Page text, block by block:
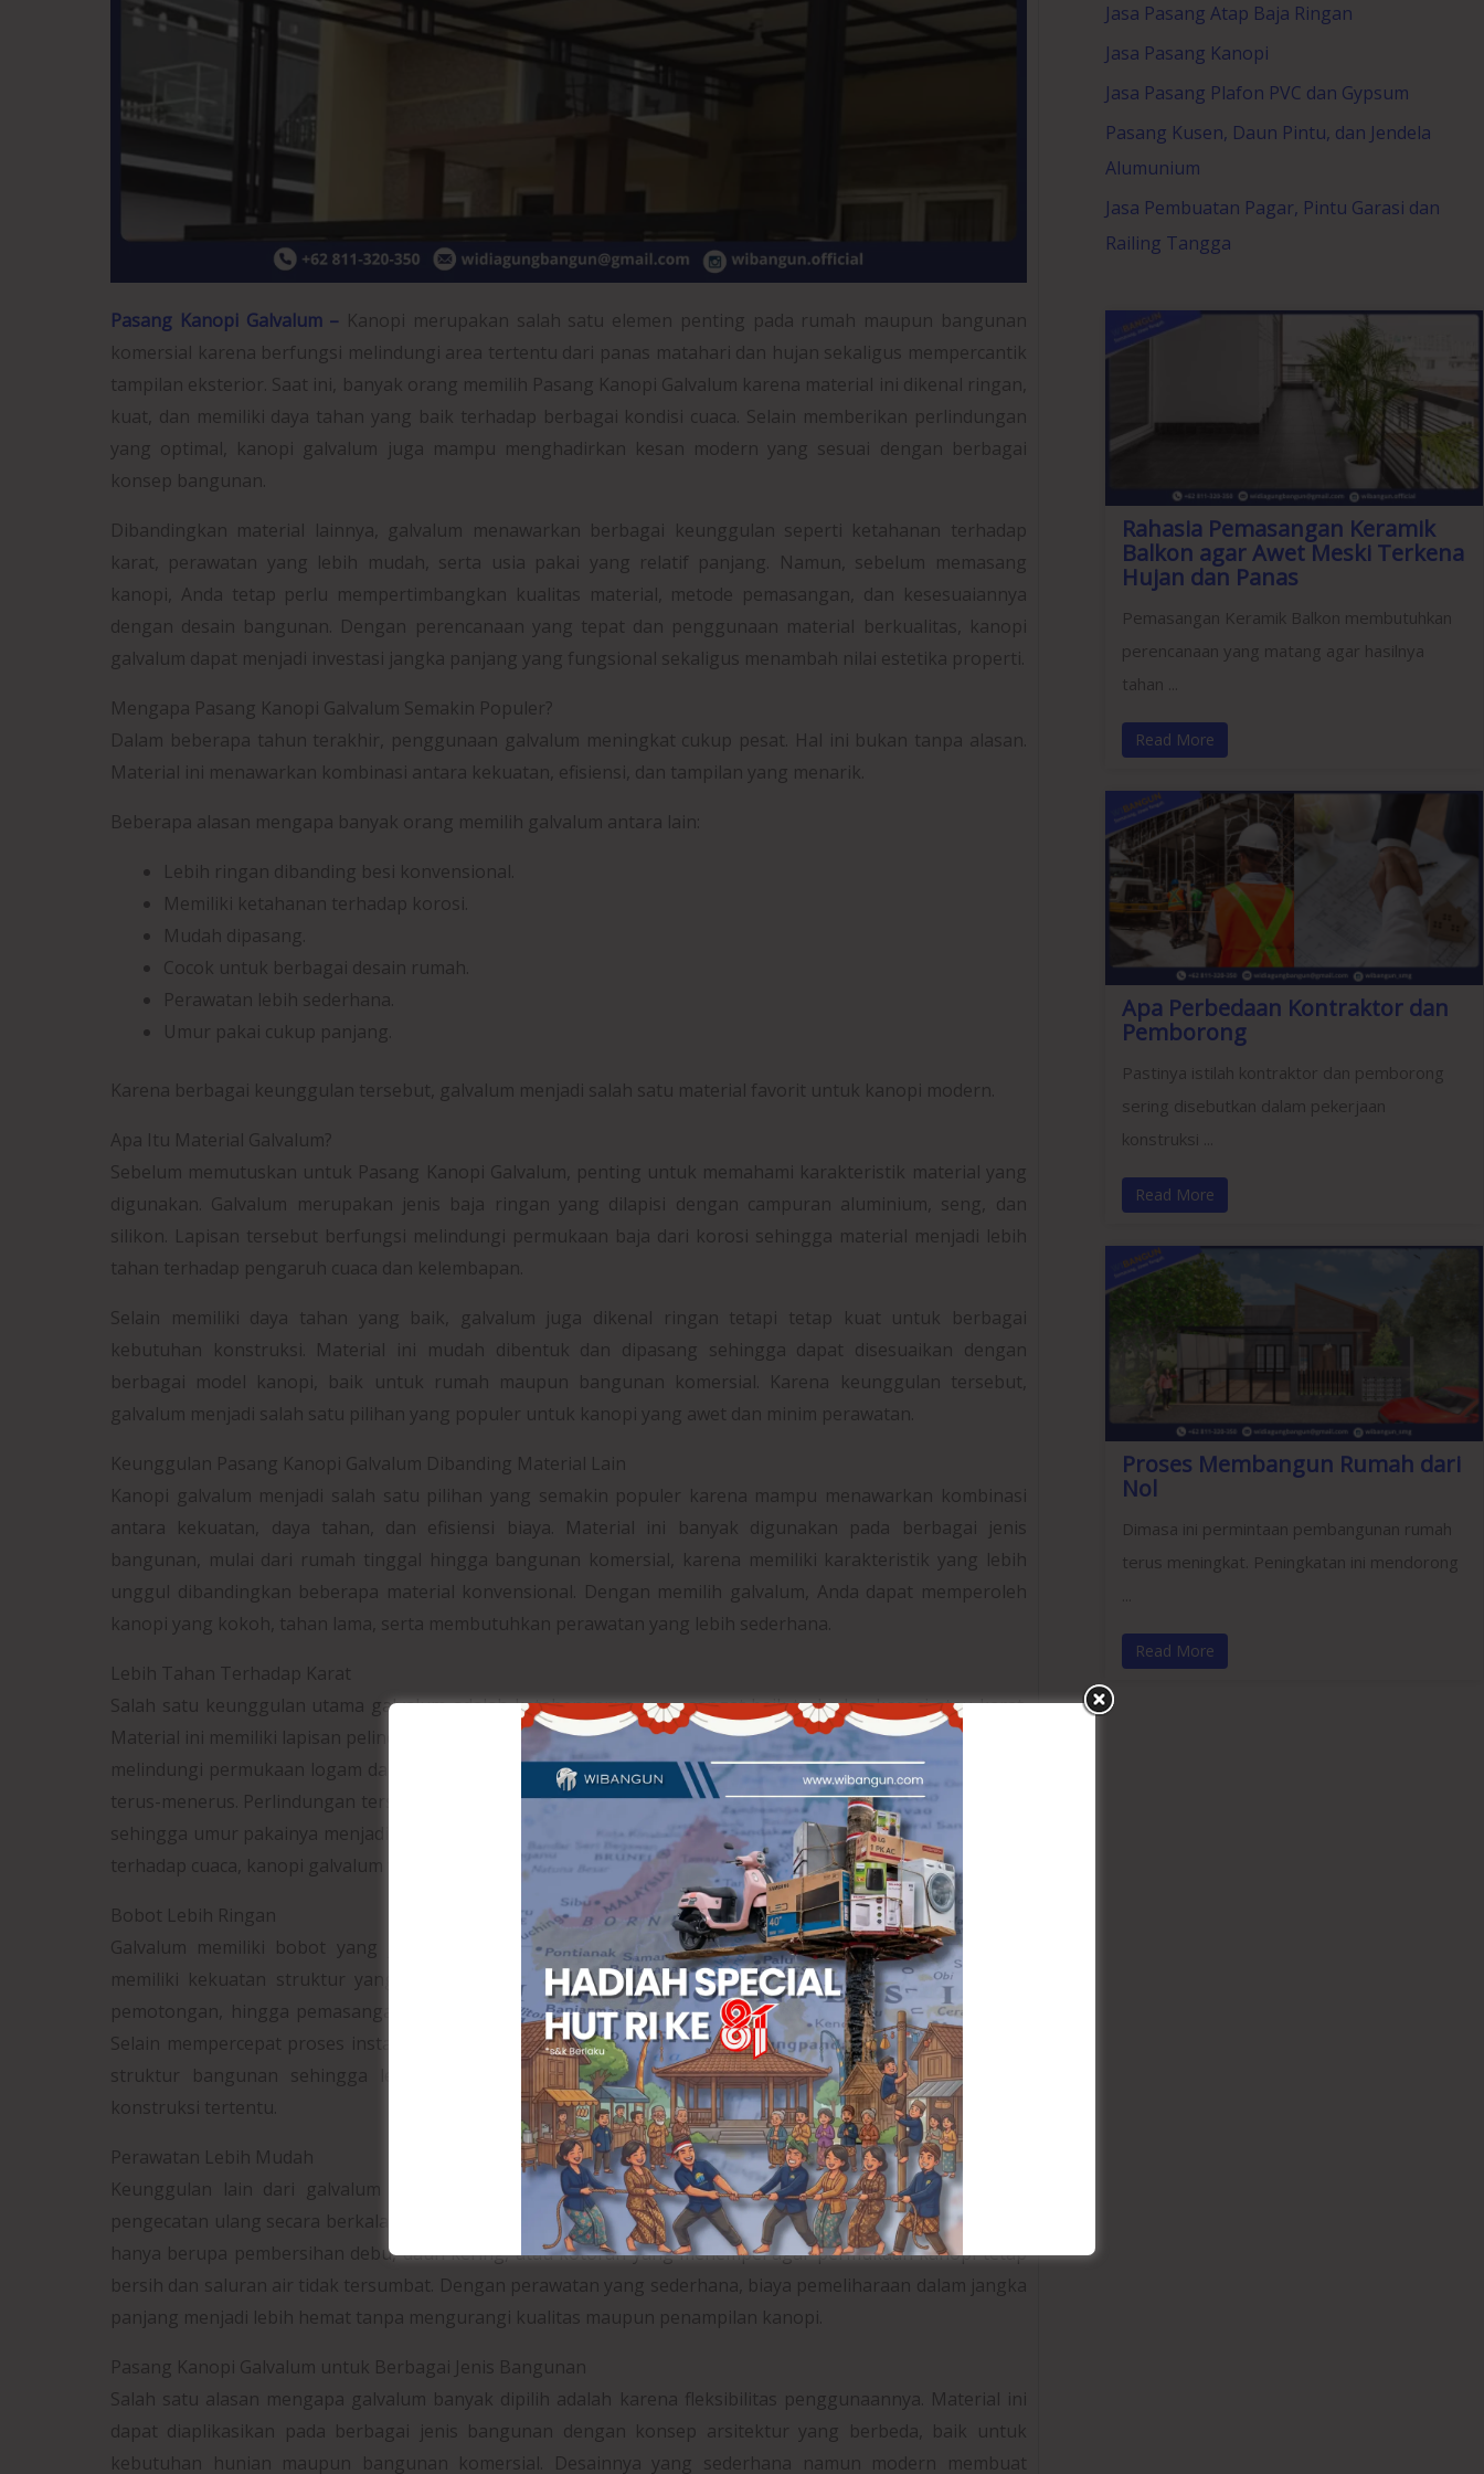
Pasang Kanopi Galvalum – Kanopi merupakan salah satu elemen penting pada rumah maupun bangunan
komersial karena berfungsi melindungi area tertentu dari panas matahari dan hujan sekaligus mempercantik
tampilan eksterior. Saat ini, banyak orang memilih Pasang Kanopi Galvalum karena material ini dikenal ringan,
kuat, dan memiliki daya tahan yang baik terhadap berbagai kondisi cuaca. Selain memberikan perlindungan
yang optimal, kanopi galvalum juga mampu menghadirkan kesan modern yang sesuai dengan berbagai
konsep bangunan.
Dibandingkan material lainnya, galvalum menawarkan berbagai keunggulan seperti ketahanan terhadap
karat, perawatan yang lebih mudah, serta usia pakai yang relatif panjang. Namun, sebelum memasang
kanopi, Anda tetap perlu mempertimbangkan kualitas material, metode pemasangan, dan kesesuaiannya
dengan desain bangunan. Dengan perencanaan yang tepat dan penggunaan material berkualitas, kanopi
galvalum dapat menjadi investasi jangka panjang yang fungsional sekaligus menambah nilai estetika properti.
Mengapa Pasang Kanopi Galvalum Semakin Populer?
Dalam beberapa tahun terakhir, penggunaan galvalum meningkat cukup pesat. Hal ini bukan tanpa alasan.
Material ini menawarkan kombinasi antara kekuatan, efisiensi, dan tampilan yang menarik.
Beberapa alasan mengapa banyak orang memilih galvalum antara lain:
Lebih ringan dibanding besi konvensional.
Memiliki ketahanan terhadap korosi.
Mudah dipasang.
Cocok untuk berbagai desain rumah.
Perawatan lebih sederhana.
Umur pakai cukup panjang.
Karena berbagai keunggulan tersebut, galvalum menjadi salah satu material favorit untuk kanopi modern.
Apa Itu Material Galvalum?
Sebelum memutuskan untuk Pasang Kanopi Galvalum, penting untuk memahami karakteristik material yang
digunakan. Galvalum merupakan jenis baja ringan yang dilapisi dengan campuran aluminium, seng, dan
silikon. Lapisan tersebut berfungsi melindungi permukaan baja dari korosi sehingga material menjadi lebih
tahan terhadap pengaruh cuaca dan kelembapan.
Selain memiliki daya tahan yang baik, galvalum juga dikenal ringan tetapi tetap kuat untuk berbagai
kebutuhan konstruksi. Material ini mudah dibentuk dan dipasang sehingga dapat disesuaikan dengan
berbagai model kanopi, baik untuk rumah maupun bangunan komersial. Karena keunggulan tersebut,
galvalum menjadi salah satu pilihan yang populer untuk kanopi yang awet dan minim perawatan.
Keunggulan Pasang Kanopi Galvalum Dibanding Material Lain
Kanopi galvalum menjadi salah satu pilihan yang semakin populer karena mampu menawarkan kombinasi
antara kekuatan, daya tahan, dan efisiensi biaya. Material ini banyak digunakan pada berbagai jenis
bangunan, mulai dari rumah tinggal hingga bangunan komersial, karena memiliki karakteristik yang lebih
unggul dibandingkan beberapa material konvensional. Dengan memilih galvalum, Anda dapat memperoleh
kanopi yang kokoh, tahan lama, serta membutuhkan perawatan yang lebih sederhana.
Lebih Tahan Terhadap Karat
Salah satu keunggulan utama galvalum adalah ketahanannya yang sangat baik terhadap korosi atau karat.
Material ini memiliki lapisan pelindung yang terdiri dari campuran aluminium, seng, dan silikon yang berfungsi
melindungi permukaan logam dari pengaruh air hujan, kelembapan, maupun paparan sinar matahari secara
terus-menerus. Perlindungan tersebut membuat galvalum tidak mudah mengalami kerusakan akibat oksidasi,
sehingga umur pakainya menjadi jauh lebih panjang dibandingkan besi biasa. Dengan ketahanan yang tinggi
terhadap cuaca, kanopi galvalum tetap terlihat rapi dan kokoh meskipun digunakan selama bertahun-tahun.
Bobot Lebih Ringan
Galvalum memiliki bobot yang jauh lebih ringan dibandingkan material besi konvensional, tetapi tetap
memiliki kekuatan struktur yang sangat baik. Bobot yang ringan mempermudah proses pengangkutan,
pemotongan, hingga pemasangan sehingga pekerjaan dapat diselesaikan dalam waktu yang lebih singkat.
Selain mempercepat proses instalasi, penggunaan material yang lebih ringan juga mengurangi beban pada
struktur bangunan sehingga lebih aman, terutama untuk rumah bertingkat atau bangunan dengan
konstruksi tertentu.
Perawatan Lebih Mudah
Keunggulan lain dari galvalum adalah kemudahan dalam perawatannya. Material ini tidak memerlukan
pengecatan ulang secara berkala untuk mencegah karat seperti halnya besi biasa. Perawatan rutin umumnya
hanya berupa pembersihan debu, daun kering, atau kotoran yang menempel agar permukaan kanopi tetap
bersih dan saluran air tidak tersumbat. Dengan perawatan yang sederhana, biaya pemeliharaan dalam jangka
panjang menjadi lebih hemat tanpa mengurangi kualitas maupun penampilan kanopi.
Pasang Kanopi Galvalum untuk Berbagai Jenis Bangunan
Salah satu alasan mengapa galvalum banyak dipilih adalah karena fleksibilitas penggunaannya. Material ini
dapat diaplikasikan pada berbagai jenis bangunan dengan konsep arsitektur yang berbeda, baik untuk
kebutuhan hunian maupun bangunan komersial. Desainnya yang sederhana namun modern membuat
Jasa Pasang Atap Baja Ringan
Jasa Pasang Kanopi
Jasa Pasang Plafon PVC dan Gypsum
Pasang Kusen, Daun Pintu, dan Jendela
Alumunium
Jasa Pembuatan Pagar, Pintu Garasi dan
Railing Tangga
Rahasia Pemasangan Keramik
Balkon agar Awet Meski Terkena
Hujan dan Panas
Pemasangan Keramik Balkon membutuhkan
perencanaan yang matang agar hasilnya
tahan ...
Read More
Apa Perbedaan Kontraktor dan
Pemborong
Pastinya istilah kontraktor dan pemborong
sering disebutkan dalam pekerjaan
konstruksi ...
Read More
Proses Membangun Rumah dari
Nol
Dimasa ini permintaan pembangunan rumah
terus meningkat. Peningkatan ini mendorong
Read More